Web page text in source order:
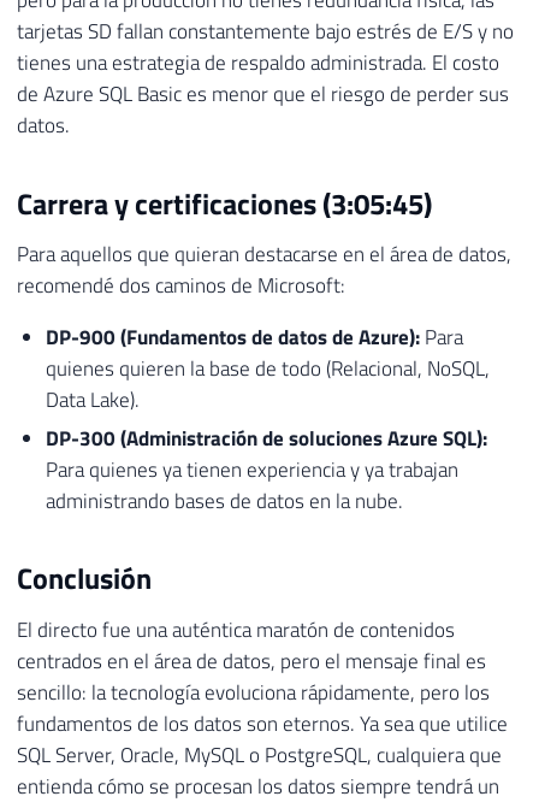
tarjetas SD fallan constantemente bajo estrés de E/S y no
tienes una estrategia de respaldo administrada. El costo
de Azure SQL Basic es menor que el riesgo de perder sus
datos.
Carrera y certificaciones (3:05:45)
Para aquellos que quieran destacarse en el área de datos,
recomendé dos caminos de Microsoft:
DP-900 (Fundamentos de datos de Azure):Para
quienes quieren la base de todo (Relacional, NoSQL,
Data Lake).
DP-300 (Administración de soluciones Azure SQL):
Para quienes ya tienen experiencia y ya trabajan
administrando bases de datos en la nube.
Conclusión
El directo fue una auténtica maratón de contenidos
centrados en el área de datos, pero el mensaje final es
sencillo: la tecnología evoluciona rápidamente, pero los
fundamentos de los datos son eternos. Ya sea que utilice
SQL Server, Oracle, MySQL o PostgreSQL, cualquiera que
entienda cómo se procesan los datos siempre tendrá un